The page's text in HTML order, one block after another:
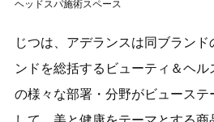
ヘッドスパ施術スペース
じつは、アデランスは同ブラン
ンドを総括するビューティ＆ヘ
の様々な部署・分野がビューステ